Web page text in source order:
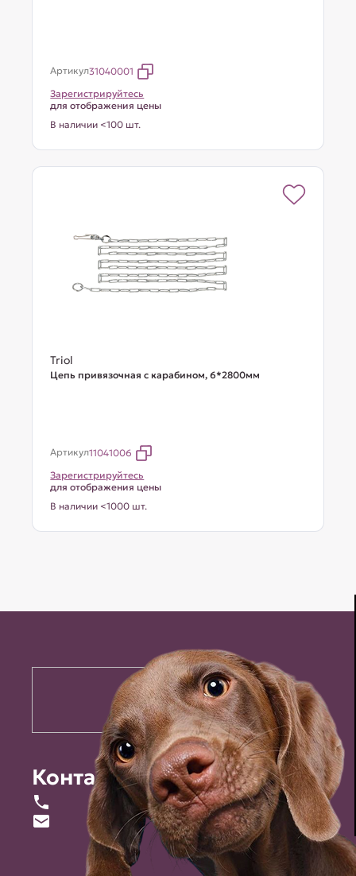
Артикул31040001
Зарегистрируйтесь
для отображения цены
В наличии <100 шт.
Triol
Цепь привязочная с карабином, 6*2800мм
Артикул11041006
Зарегистрируйтесь
для отображения цены
В наличии <1000 шт.
Контакты